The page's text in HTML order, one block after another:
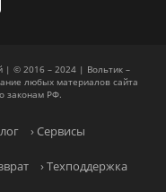
| © 2016 – 2024 | Вольтик –
любых материалов сайта
законам РФ.
› Сервисы
› Техподдержка